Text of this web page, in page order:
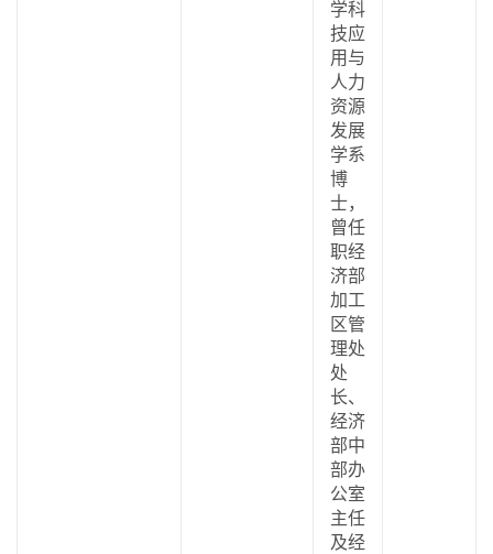
学科
技应
用与
人力
资源
发展
学系
博
士，
曾任
职经
济部
加工
区管
理处
处
长、
经济
部中
部办
公室
主任
及经